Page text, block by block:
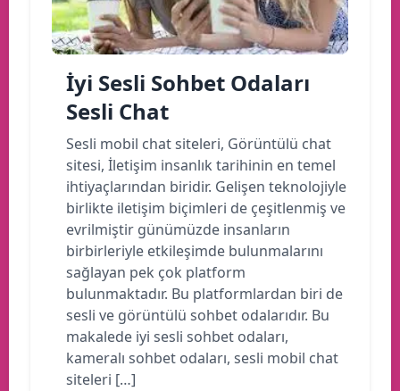
İyi Sesli Sohbet Odaları
Sesli Chat
Sesli mobil chat siteleri, Görüntülü chat
sitesi, İletişim insanlık tarihinin en temel
ihtiyaçlarından biridir. Gelişen teknolojiyle
birlikte iletişim biçimleri de çeşitlenmiş ve
evrilmiştir günümüzde insanların
birbirleriyle etkileşimde bulunmalarını
sağlayan pek çok platform
bulunmaktadır. Bu platformlardan biri de
sesli ve görüntülü sohbet odalarıdır. Bu
makalede iyi sesli sohbet odaları,
kameralı sohbet odaları, sesli mobil chat
siteleri […]